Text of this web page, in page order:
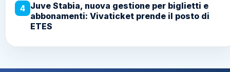
4 Juve Stabia, nuova gestione per biglietti e
abbonamenti: Vivaticket prende il posto di
ETES